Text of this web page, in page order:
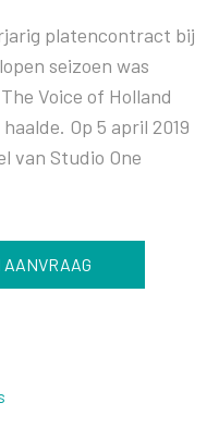
platencontract bij
seizoen was
Voice of Holland
Op 5 april 2019
van Studio One
AANVRAAG